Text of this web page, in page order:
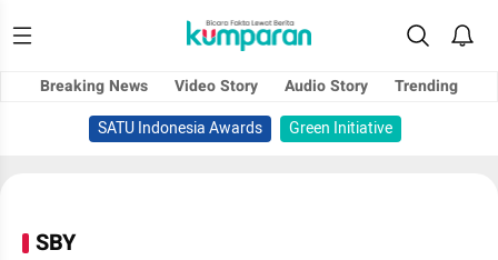
Breaking News Video Story Audio Story
Trending
SATU Indonesia Awards
Green Initiative
SBY